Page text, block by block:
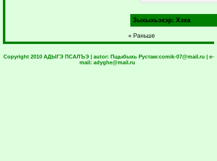
Зыхыхьэхэр: Хэха
« Раньше
Copyright 2010 АДЫГЭ ПСАЛЪЭ | autor: Пщыбыхь Рустам:comik-07@mail.ru | e-
mail: adyghe@mail.ru